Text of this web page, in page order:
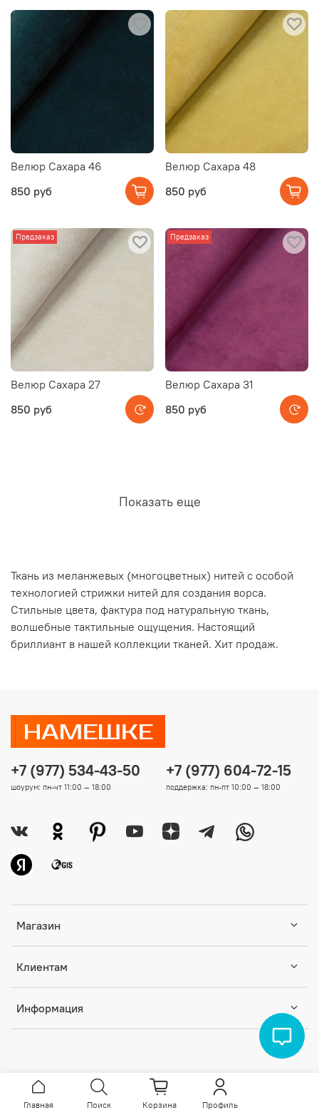
Велюр Сахара 46
850 руб
Велюр Сахара 48
850 руб
Предзаказ
Велюр Сахара 27
850 руб
Предзаказ
Велюр Сахара 31
850 руб
Показать еще
Ткань из меланжевых (многоцветных) нитей с особой
технологией стрижки нитей для создания ворса.
Стильные цвета, фактура под натуральную ткань,
волшебные тактильные ощущения. Настоящий
бриллиант в нашей коллекции тканей. Хит продаж.
Магазин
Клиентам
Информация
+7 (977) 534-43-50
шоурум: пн-чт 11:00 — 18:00
+7 (977) 604-72-15
поддержка: пн-пт 10:00 — 18:00
Главная Поиск Корзина Профиль